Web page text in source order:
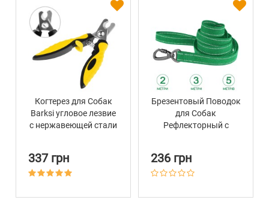
Когтерез для Собак
Barksi угловое лезвие
с нержавеющей стали
337 грн
Брезентовый Поводок
для Собак
Рефлекторный с
Barksi Изумрудный
236 грн